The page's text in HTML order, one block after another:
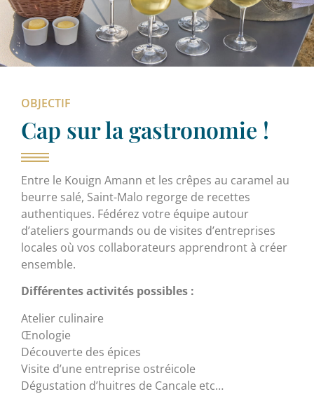
OBJECTIF
Cap sur la gastronomie !
Entre le Kouign Amann et les crêpes au caramel au
beurre salé, Saint-Malo regorge de recettes
authentiques. Fédérez votre équipe autour
d’ateliers gourmands ou de visites d’entreprises
locales où vos collaborateurs apprendront à créer
ensemble.
Différentes activités possibles :
Atelier culinaire
Œnologie
Découverte des épices
Visite d’une entreprise ostréicole
Dégustation d’huitres de Cancale etc…